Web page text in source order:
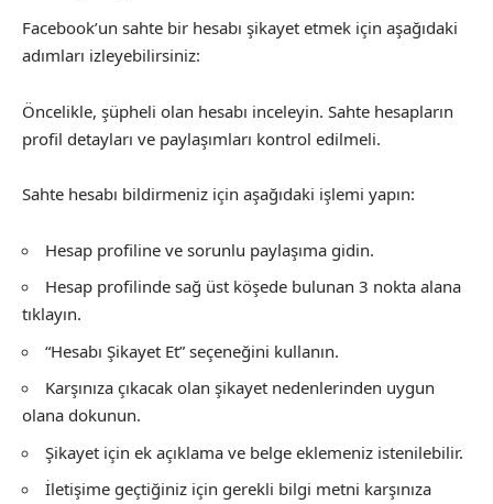
Facebook’un sahte bir hesabı şikayet etmek için aşağıdaki
adımları izleyebilirsiniz:
Öncelikle, şüpheli olan hesabı inceleyin. Sahte hesapların
profil detayları ve paylaşımları kontrol edilmeli.
Sahte hesabı bildirmeniz için aşağıdaki işlemi yapın:
Hesap profiline ve sorunlu paylaşıma gidin.
Hesap profilinde sağ üst köşede bulunan 3 nokta alana
tıklayın.
“Hesabı Şikayet Et” seçeneğini kullanın.
Karşınıza çıkacak olan şikayet nedenlerinden uygun
olana dokunun.
Şikayet için ek açıklama ve belge eklemeniz istenilebilir.
İletişime geçtiğiniz için gerekli bilgi metni karşınıza